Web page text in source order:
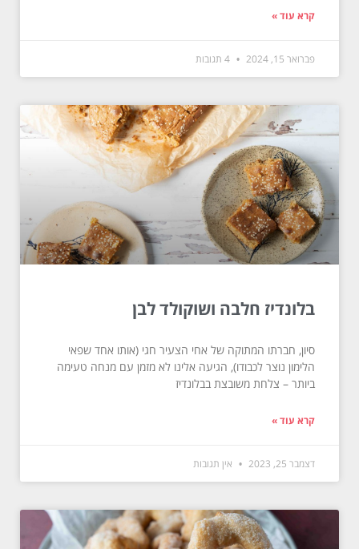
קרא עוד »
פברואר 15, 2024
בלונדיז חלבה ושוקולד לבן
סיון, חברתו המתוקה של אחי הצעיר חגי (אותו אחד שפאי
הלימון נוצר לכבודו), הגיעה אלינו לא מזמן עם מנחה טעימה
ביותר – צלחת משובצת בבלונדיז
קרא עוד »
דצמבר 25, 2023 אין תגובות